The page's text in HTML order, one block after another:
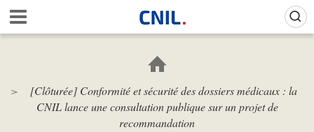
Aller
au
contenu
c
i
l
[Clôturée] Conformité et sécurité des dossiers médicaux : la
CNIL lance une consultation publique sur un projet de
recommandation
Gestion de vos préférences sur les cookies (témoins de connexion)